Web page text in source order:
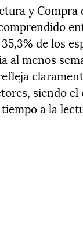
y
de los
al menos
siendo
a la